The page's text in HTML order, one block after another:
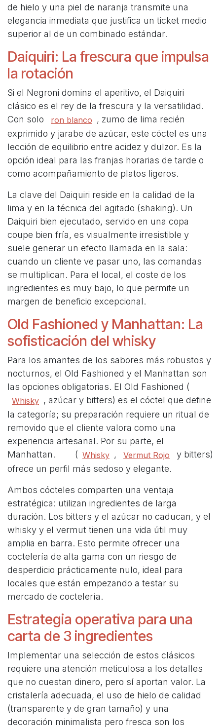
de hielo y una piel de naranja transmite una
elegancia inmediata que justifica un ticket medio
superior al de un combinado estándar.
Daiquiri: La frescura que impulsa
la rotación
Si el Negroni domina el aperitivo, el Daiquiri
clásico es el rey de la frescura y la versatilidad.
Con solo
ron blanco , zumo de lima recién
exprimido y jarabe de azúcar, este cóctel es una
lección de equilibrio entre acidez y dulzor. Es la
opción ideal para las franjas horarias de tarde o
como acompañamiento de platos ligeros.
La clave del Daiquiri reside en la calidad de la
lima y en la técnica del agitado (shaking). Un
Daiquiri bien ejecutado, servido en una copa
coupe bien fría, es visualmente irresistible y
suele generar un efecto llamada en la sala:
cuando un cliente ve pasar uno, las comandas
se multiplican. Para el local, el coste de los
ingredientes es muy bajo, lo que permite un
margen de beneficio excepcional.
Old Fashioned y Manhattan: La
sofisticación del whisky
Para los amantes de los sabores más robustos y
nocturnos, el Old Fashioned y el Manhattan son
las opciones obligatorias. El Old Fashioned (
Whisky , azúcar y bitters) es el cóctel que define
la categoría; su preparación requiere un ritual de
removido que el cliente valora como una
experiencia artesanal. Por su parte, el
Manhattan. ( Whisky , Vermut Rojo
y bitters)
ofrece un perfil más sedoso y elegante.
Ambos cócteles comparten una ventaja
estratégica: utilizan ingredientes de larga
duración. Los bitters y el azúcar no caducan, y el
whisky y el vermut tienen una vida útil muy
amplia en barra. Esto permite ofrecer una
coctelería de alta gama con un riesgo de
desperdicio prácticamente nulo, ideal para
locales que están empezando a testar su
mercado de coctelería.
Estrategia operativa para una
carta de 3 ingredientes
Implementar una selección de estos clásicos
requiere una atención meticulosa a los detalles
que no cuestan dinero, pero sí aportan valor. La
cristalería adecuada, el uso de hielo de calidad
(transparente y de gran tamaño) y una
decoración minimalista pero fresca son los